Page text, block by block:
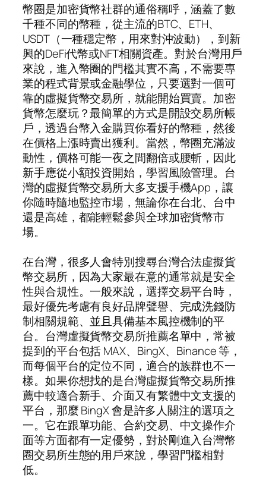
幣圈是加密貨幣社群的通俗稱呼，涵蓋了數
千種不同的幣種，從主流的BTC、ETH、
USDT（一種穩定幣，用來對沖波動），到新
興的DeFi代幣或NFT相關資產。對於台灣用戶
來說，進入幣圈的門檻其實不高，不需要專
業的程式背景或金融學位，只要選對一個可
靠的虛擬貨幣交易所，就能開始買賣。加密
貨幣怎麼玩？最簡單的方式是開設交易所帳
戶，透過台幣入金購買你看好的幣種，然後
在價格上漲時賣出獲利。當然，幣圈充滿波
動性，價格可能一夜之間翻倍或腰斬，因此
新手應從小額投資開始，學習風險管理。台
灣的虛擬貨幣交易所大多支援手機App，讓
你隨時隨地監控市場，無論你在台北、台中
還是高雄，都能輕鬆參與全球加密貨幣市
場。
在台灣，很多人會特別搜尋台灣合法虛擬貨
幣交易所，因為大家最在意的通常就是安全
性與合規性。一般來說，選擇交易平台時，
最好優先考慮有良好品牌聲譽、完成洗錢防
制相關規範、並且具備基本風控機制的平
台。台灣虛擬貨幣交易所推薦名單中，常被
提到的平台包括 MAX、BingX、Binance 等，
而每個平台的定位不同，適合的族群也不一
樣。如果你想找的是台灣虛擬貨幣交易所推
薦中較適合新手、介面又有繁體中文支援的
平台，那麼 BingX 會是許多人關注的選項之
一。它在跟單功能、合約交易、中文操作介
面等方面都有一定優勢，對於剛進入台灣幣
圈交易所生態的用戶來說，學習門檻相對
低。